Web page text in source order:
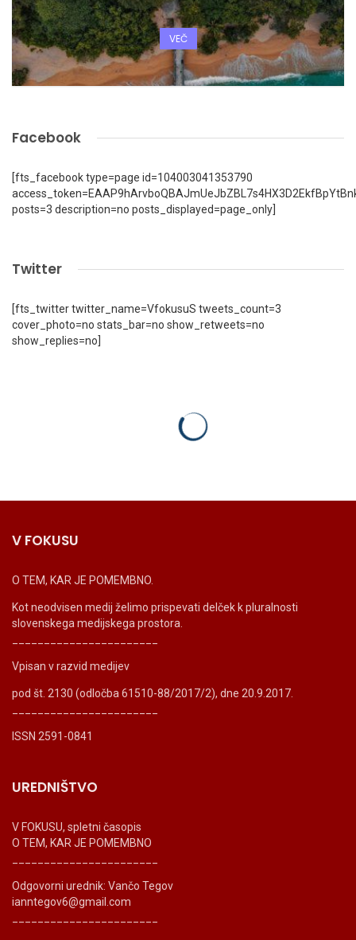
VEČ
Facebook
[fts_facebook type=page id=104003041353790
posts=3 description=no posts_displayed=page_only]
Twitter
[fts_twitter twitter_name=VfokusuS tweets_count=3
cover_photo=no stats_bar=no show_retweets=no
show_replies=no]
V FOKUSU
O TEM, KAR JE POMEMBNO.
Kot neodvisen medij želimo prispevati delček k pluralnosti
slovenskega medijskega prostora.
Vpisan v razvid medijev
pod št. 2130 (odločba 61510-88/2017/2), dne 20.9.2017.
ISSN 2591-0841
UREDNIŠTVO
V FOKUSU, spletni časopis
O TEM, KAR JE POMEMBNO
Odgovorni urednik: Vančo Tegov
ianntegov6@gmail.com